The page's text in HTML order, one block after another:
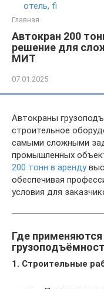
отель, fi
Главная
Автокран 200
решение для
МИТ
07.01.2025
Автокраны
строительное
самыми сложными
промышленных
200 тонн в аренду
обеспечивая
условия для
Где
1. Строительные